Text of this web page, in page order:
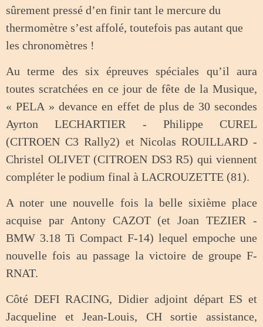
sûrement pressé d’en finir tant le mercure du
thermomètre s’est affolé, toutefois pas autant que
les chronomètres !
Au terme des six épreuves spéciales qu’il aura
toutes scratchées en ce jour de fête de la Musique,
« PELA » devance en effet de plus de 30 secondes
Ayrton LECHARTIER - Philippe CUREL
(CITROEN C3 Rally2) et Nicolas ROUILLARD -
Christel OLIVET (CITROEN DS3 R5) qui viennent
compléter le podium final à LACROUZETTE (81).
A noter une nouvelle fois la belle sixième place
acquise par Antony CAZOT (et Joan TEZIER -
BMW 3.18 Ti Compact F-14) lequel empoche une
nouvelle fois au passage la victoire de groupe F-
RNAT.
Côté DEFI RACING, Didier adjoint départ ES et
Jacqueline et Jean-Louis, CH sortie assistance,